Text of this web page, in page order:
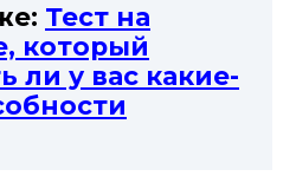
Тест на
который
ли у вас какие-